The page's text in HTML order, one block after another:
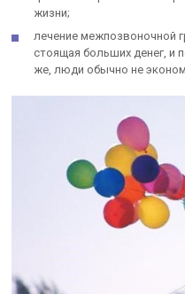
жизни;
лечение межпозвоночной
стоящая больших денег, и
же, люди обычно не